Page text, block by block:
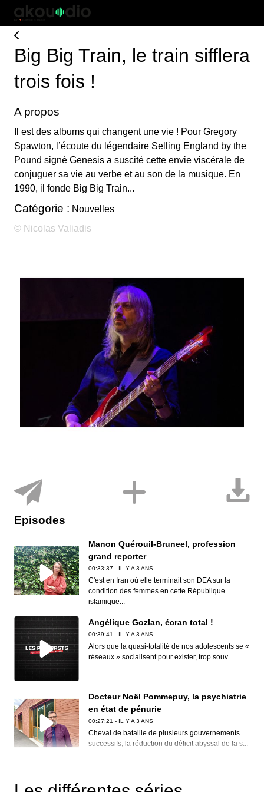
Big Big Train, le train sifflera
trois fois !
A propos
Il est des albums qui changent une vie ! Pour Gregory
Spawton, l’écoute du légendaire Selling England by the
Pound signé Genesis a suscité cette envie viscérale de
conjuguer sa vie au verbe et au son de la musique. En
1990, il fonde Big Big Train...
Catégorie : Nouvelles
© Nicolas Valiadis
Episodes
Manon Quérouil-Bruneel, profession
grand reporter
00:33:37 - IL Y A 3 ANS
C'est en Iran où elle terminait son DEA sur la
condition des femmes en cette République
islamique...
Angélique Gozlan, écran total !
00:39:41 - IL Y A 3 ANS
Alors que la quasi-totalité de nos adolescents se «
réseaux » socialisent pour exister, trop souv...
Docteur Noël Pommepuy, la psychiatrie
en état de pénurie
00:27:21 - IL Y A 3 ANS
Cheval de bataille de plusieurs gouvernements
successifs, la réduction du déficit abyssal de la s...
00:30:12 - IL Y A 3 ANS